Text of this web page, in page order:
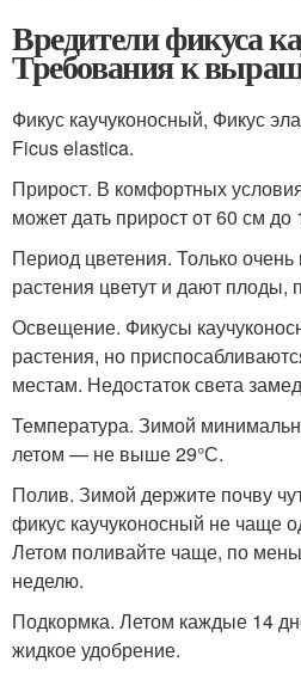
Вредители фикуса
Требования к
Фикус каучуконосный, Фикус
Ficus elastica.
Прирост. В комфортных
может дать прирост от 60 см до
Период цветения. Только
растения цветут и дают плоды,
Освещение. Фикусы
растения, но
местам. Недостаток света
Температура. Зимой
летом — не выше 29°С.
Полив. Зимой держите почву
фикус каучуконосный не чаще
Летом поливайте чаще, по
неделю.
Подкормка. Летом каждые 14
жидкое удобрение.